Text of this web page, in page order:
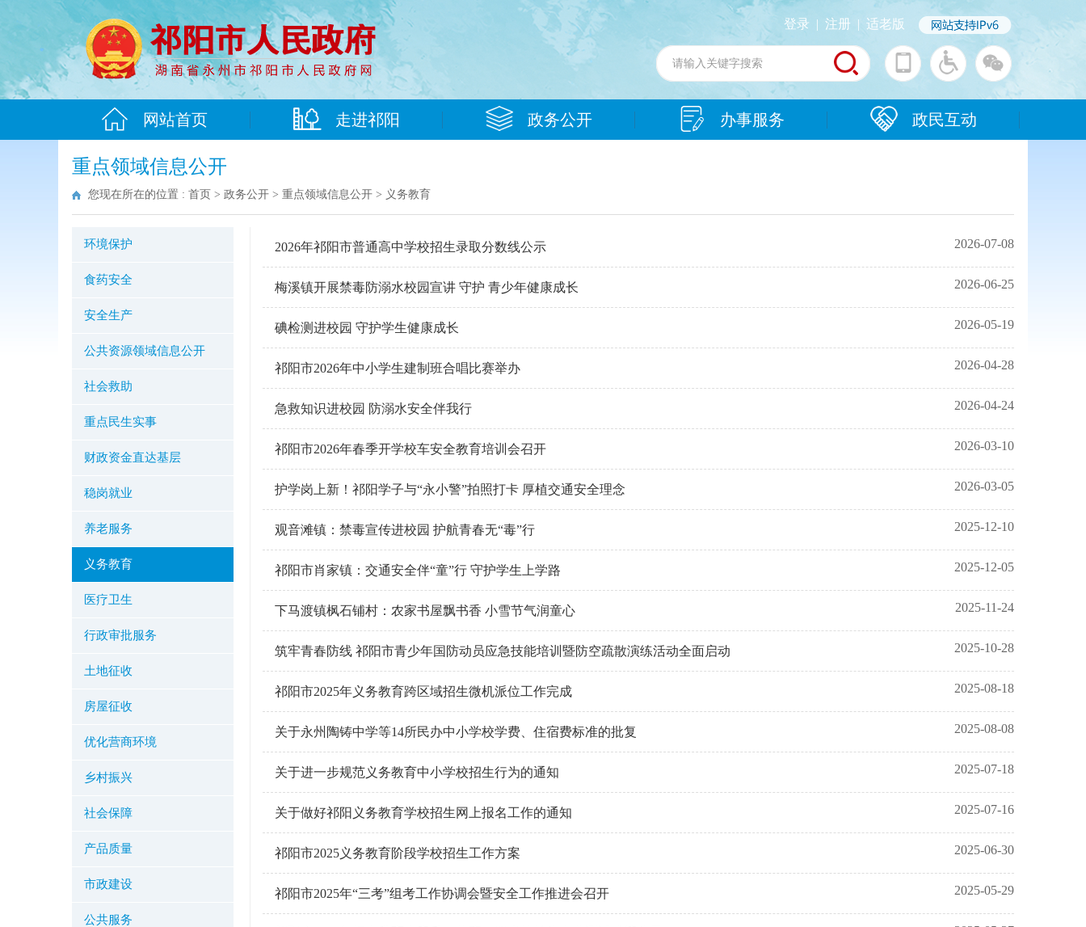
登录 | 注册 | 适老版
网站首页 走进祁阳 政务公开 办事服务 政民互动
重点领域信息公开
您现在所在的位置 : 首页 > 政务公开 > 重点领域信息公开 > 义务教育
环境保护
食药安全
安全生产
公共资源领域信息公开
社会救助
重点民生实事
财政资金直达基层
稳岗就业
养老服务
义务教育
医疗卫生
行政审批服务
土地征收
房屋征收
优化营商环境
乡村振兴
社会保障
产品质量
市政建设
公共服务
2026年祁阳市普通高中学校招生录取分数线公示 2026-07-08
梅溪镇开展禁毒防溺水校园宣讲 守护 青少年健康成长 2026-06-25
碘检测进校园 守护学生健康成长 2026-05-19
祁阳市2026年中小学生建制班合唱比赛举办 2026-04-28
急救知识进校园 防溺水安全伴我行 2026-04-24
祁阳市2026年春季开学校车安全教育培训会召开 2026-03-10
护学岗上新！祁阳学子与“永小警”拍照打卡 厚植交通安全理念 2026-03-05
观音滩镇：禁毒宣传进校园 护航青春无“毒”行 2025-12-10
祁阳市肖家镇：交通安全伴“童”行 守护学生上学路 2025-12-05
下马渡镇枫石铺村：农家书屋飘书香 小雪节气润童心 2025-11-24
筑牢青春防线 祁阳市青少年国防动员应急技能培训暨防空疏散演练活动全面启动 2025-10-28
祁阳市2025年义务教育跨区域招生微机派位工作完成 2025-08-18
关于永州陶铸中学等14所民办中小学校学费、住宿费标准的批复 2025-08-08
关于进一步规范义务教育中小学校招生行为的通知 2025-07-18
关于做好祁阳义务教育学校招生网上报名工作的通知 2025-07-16
祁阳市2025义务教育阶段学校招生工作方案 2025-06-30
祁阳市2025年“三考”组考工作协调会暨安全工作推进会召开 2025-05-29